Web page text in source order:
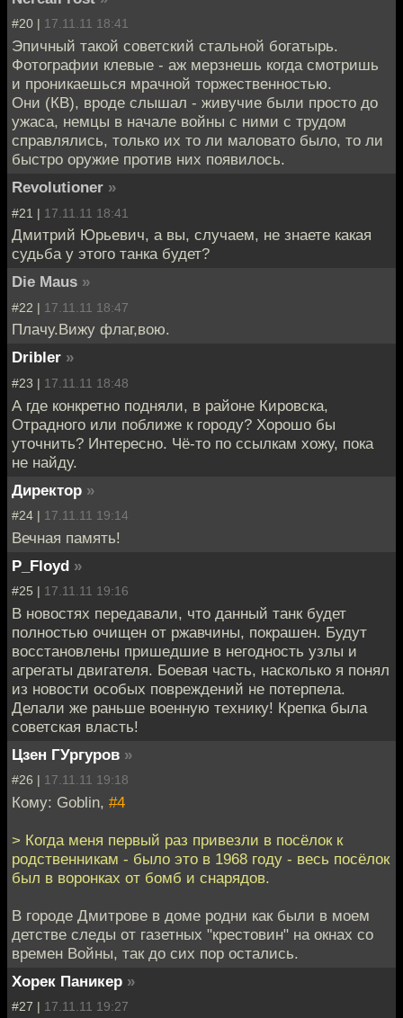
#20 | 17.11.11 18:41
Эпичный такой советский стальной богатырь.
Фотографии клевые - аж мерзнешь когда смотришь
и проникаешься мрачной торжественностью.
Они (КВ), вроде слышал - живучие были просто до
ужаса, немцы в начале войны с ними с трудом
справлялись, только их то ли маловато было, то ли
быстро оружие против них появилось.
Revolutioner »
#21 | 17.11.11 18:41
Дмитрий Юрьевич, а вы, случаем, не знаете какая
судьба у этого танка будет?
Die Maus »
#22 | 17.11.11 18:47
Плачу.Вижу флаг,вою.
Dribler »
#23 | 17.11.11 18:48
А где конкретно подняли, в районе Кировска,
Отрадного или поближе к городу? Хорошо бы
уточнить? Интересно. Чё-то по ссылкам хожу, пока
не найду.
Директор »
#24 | 17.11.11 19:14
Вечная память!
P_Floyd »
#25 | 17.11.11 19:16
В новостях передавали, что данный танк будет
полностью очищен от ржавчины, покрашен. Будут
восстановлены пришедшие в негодность узлы и
агрегаты двигателя. Боевая часть, насколько я понял
из новости особых повреждений не потерпела.
Делали же раньше военную технику! Крепка была
советская власть!
Цзен ГУргуров »
#26 | 17.11.11 19:18
Кому: Goblin, #4
> Когда меня первый раз привезли в посёлок к
родственникам - было это в 1968 году - весь посёлок
был в воронках от бомб и снарядов.
В городе Дмитрове в доме родни как были в моем
детстве следы от газетных "крестовин" на окнах со
времен Войны, так до сих пор остались.
Хорек Паникер »
#27 | 17.11.11 19:27